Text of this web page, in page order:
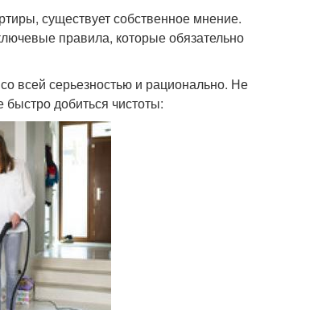
существует собственное мнение.
правила, которые обязательно
всей серьезностью и рационально. Не
добиться чистоты: